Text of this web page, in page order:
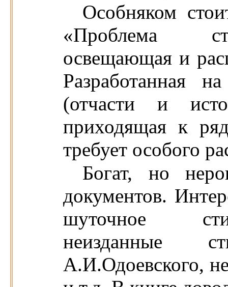
Особняком
«Проблема
освещающая и
Разработанная
(отчасти и
приходящая к
требует особого
Богат, но
документов.
шуточное
неизданные
А.И.Одоевского,